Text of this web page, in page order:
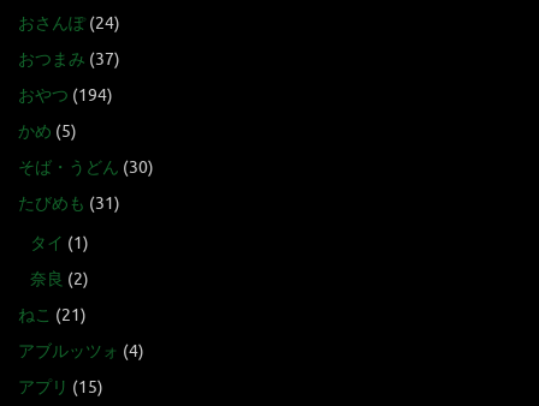
おさんぽ(24)
おつまみ (37)
おやつ (194)
かめ (5)
そば・うどん (30)
たびめも (31)
タイ (1)
奈良 (2)
ねこ (21)
アブルッツォ (4)
アプリ (15)